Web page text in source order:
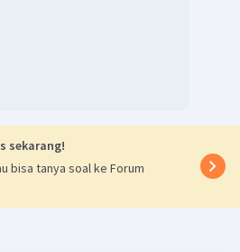
sekarang!
bisa tanya soal ke Forum